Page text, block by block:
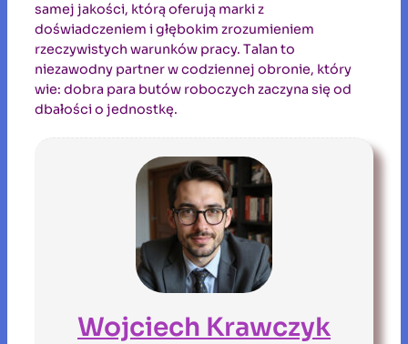
samej jakości, którą oferują marki z
doświadczeniem i głębokim zrozumieniem
rzeczywistych warunków pracy. Talan to
niezawodny partner w codziennej obronie, który
wie: dobra para butów roboczych zaczyna się od
dbałości o jednostkę.
Wojciech Krawczyk